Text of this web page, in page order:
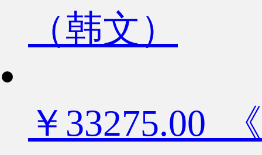
（韩文）
￥33275.00